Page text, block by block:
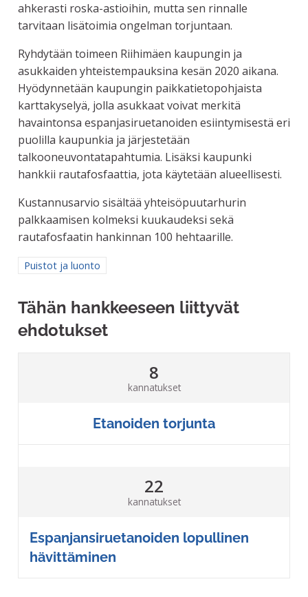
ahkerasti roska-astioihin, mutta sen rinnalle
tarvitaan lisätoimia ongelman torjuntaan.
Ryhdytään toimeen Riihimäen kaupungin ja
asukkaiden yhteistempauksina kesän 2020 aikana.
Hyödynnetään kaupungin paikkatietopohjaista
karttakyselyä, jolla asukkaat voivat merkitä
havaintonsa espanjasiruetanoiden esiintymisestä eri
puolilla kaupunkia ja järjestetään
talkooneuvontatapahtumia. Lisäksi kaupunki
hankkii rautafosfaattia, jota käytetään alueellisesti.
Kustannusarvio sisältää yhteisöpuutarhurin
palkkaamisen kolmeksi kuukaudeksi sekä
rautafosfaatin hankinnan 100 hehtaarille.
Rajaa tulokset aihepiirin mukaan: Puistot ja luonto
Puistot ja luonto
Tähän hankkeeseen liittyvät
ehdotukset
Etanoiden torjunta
8
kannatukset
Espanjansiruetanoiden lopullinen
hävittäminen
22
kannatukset